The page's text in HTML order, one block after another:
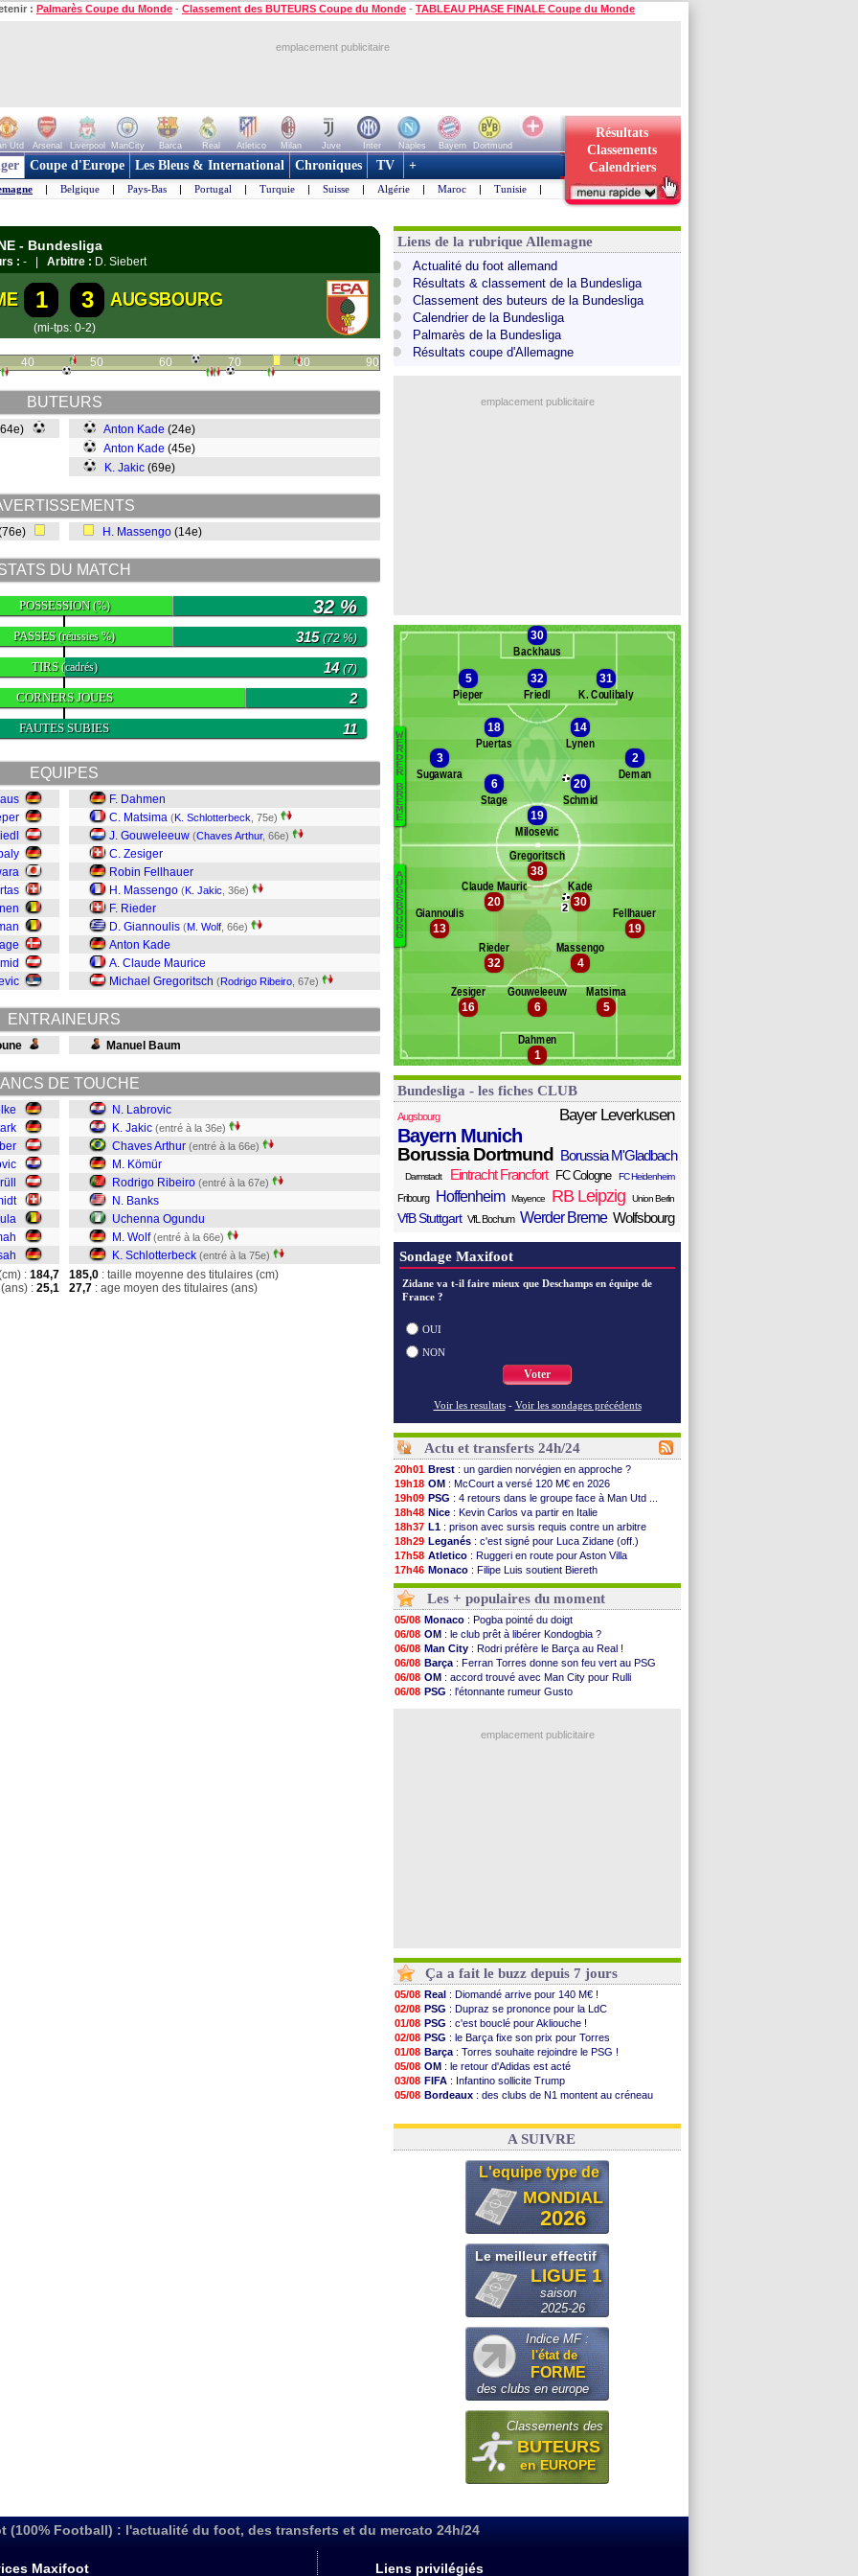
: Palmarès Coupe du Monde - Classement des BUTEURS Coupe du Monde - TABLEAU PHASE FINALE Coupe du Monde
emplacement publicitaire
Utd Arsenal Liverpool ManCity Barca Real Atletico Milan Juve Inter Naples Bayern
Dortmund
Résultats
Classements
Calendriers
Coupe d'Europe Les Bleus & International Chroniques TV +
| Belgique | Pays-Bas | Portugal | Turquie | Suisse | Algérie | Maroc | Tunisie |
- Bundesliga
: - | Arbitre : D. Siebert
1 3 AUGSBOURG
(mi-tps: 0-2)
40 50 60 70 80 90
BUTEURS
Anton Kade (24e)
Anton Kade (45e)
K. Jakic (69e)
H. Massengo (14e)
DU MATCH
POSSESSION(%) 32 %
PASSES(réussies %) 315(72 %)
TIRS(cadrés) 14 (7)
CORNERS JOUES 2
FAUTES SUBIES 11
EQUIPES
F. Dahmen
C. Matsima (K. Schlotterbeck , 75e)
J. Gouweleeuw (Chaves Arthur, 66e)
C. Zesiger
Robin Fellhauer
H. Massengo (K. Jakic , 36e)
F. Rieder
D. Giannoulis (M. Wolf , 66e)
Anton Kade
A. Claude Maurice
Michael Gregoritsch (Rodrigo Ribeiro , 67e)
ENTRAINEURS
Manuel Baum
DE TOUCHE
N. Labrovic
K. Jakic (entré à la 36e)
Chaves Arthur (entré à la 66e)
M. Kömür
Rodrigo Ribeiro (entré à la 67e)
N. Banks
Uchenna Ogundu
M. Wolf (entré à la 66e)
K. Schlotterbeck (entré à la 75e)
: 184,7
: 25,1
185,0 : taille moyenne des titulaires (cm)
27,7 : age moyen des titulaires (ans)
Liens de la rubrique Allemagne
Actualité du foot allemand
Résultats & classement de la Bundesliga
Classement des buteurs de la Bundesliga
Calendrier de la Bundesliga
Palmarès de la Bundesliga
Résultats coupe d'Allemagne
emplacement publicitaire
Banc des remplaçantsWerder Breme
Musah
Njinmah
Mbangula
Wöber
Stark
Kolke
W
E
R
D
E
R
B
R
E
M
E
Banc des remplaçantsAugsbourg
Schlotterbeck
Wolf
Ogundu
Ribeiro
Kömür
A
U
G
S
B
O
U
R
G
30
Backhaus
5
Pieper
32
Friedl
31
K. Coulibaly
18
Puertas
14
Lynen
3
Sugawara
2
Deman
6
Stage
20
Schmid
19
Milosevic
1
Dahmen
5
Matsima
6
Gouweleeuw
16
Zesiger
4
Massengo
32
Rieder
19
Fellhauer
13
Giannoulis 2 30
Kade
20
Claude Maurice
38
Gregoritsch
Bundesliga - les fiches CLUB
Augsbourg Bayer Leverkusen
Bayern Munich
Borussia Dortmund Borussia M'Gladbach
Darmstadt Eintracht Francfort FC Cologne FC Heidenheim
Fribourg Hoffenheim Mayence RB Leipzig Union Berlin
VfB Stuttgart VfL Bochum Werder Breme Wolfsbourg
Sondage Maxifoot
Zidane va t-il faire mieux que Deschamps en équipe de
France ?
OUI
NON
Voter
Voir les resultats - Voir les sondages précédents
Actu et transferts 24h/24
20h01 Brest : un gardien norvégien en approche ?
19h18 OM : McCourt a versé 120 M€ en 2026
19h09 PSG : 4 retours dans le groupe face à Man Utd ...
18h48 Nice : Kevin Carlos va partir en Italie
18h37 L1 : prison avec sursis requis contre un arbitre
18h29 Leganés : c'est signé pour Luca Zidane (off.)
17h58 Atletico : Ruggeri en route pour Aston Villa
17h46 Monaco : Filipe Luis soutient Biereth
17h32 Lyon: Mangala prêté à Getafe (officiel)
17h16
PSG : Nsoki va signer en Croatie
16h59 Arsenal: Naples vise Gabriel Jesus
16h37
Real: Mastantuono prêté à la Fiorentina (off.)
16h33
Man City: accord avec le Barça pour Rodri ?
16h27
Rennes : Haise a prolongé (officiel)
16h22
Palace : Tomiyasu a convaincu (officiel)
16h07
OM : B. Genesio - "ce n'est pas idéal"
15h46
TFC : Sion Oppong signe pour 4 ans (officiel)
: Mbaye, deux pistes se détachent
Les + populaires du moment
05/08 Monaco : Pogba pointé du doigt
06/08 OM : le club prêt à libérer Kondogbia ?
06/08 Man City : Rodri préfère le Barça au Real !
06/08 Barça : Ferran Torres donne son feu vert au PSG
06/08 OM : accord trouvé avec Man City pour Rulli
06/08 PSG : l'étonnante rumeur Gusto
emplacement publicitaire
Ça a fait le buzz depuis 7 jours
05/08 Real : Diomandé arrive pour 140 M€ !
02/08 PSG : Dupraz se prononce pour la LdC
01/08 PSG : c'est bouclé pour Akliouche !
02/08 PSG : le Barça fixe son prix pour Torres
01/08 Barça : Torres souhaite rejoindre le PSG !
05/08 OM : le retour d'Adidas est acté
03/08 FIFA : Infantino sollicite Trump
05/08 Bordeaux : des clubs de N1 montent au créneau
03/08 Real: le démenti de Leipzig pour Diomandé
A SUIVRE
L'equipe type de
MONDIAL
2026
Le meilleur effectif
LIGUE 1
saison
2025-26
Indice MF :
l'état de
FORME
des clubs en europe
Classements des
BUTEURS
en EUROPE
(100% Football) : l'actualité du foot, des transferts et du mercato 24h/24
Maxifoot Liens privilégiés